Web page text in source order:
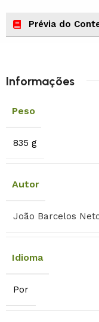
Prévia do
Informações
Peso
835 g
Autor
João Barcelos
Idioma
Por